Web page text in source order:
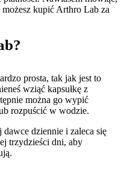
możesz kupić Arthro Lab za
prosta, tak jak jest to
wziąć kapsułkę z
można go wypić
rozpuścić w wodzie.
dziennie i zaleca się
trzydzieści dni, aby